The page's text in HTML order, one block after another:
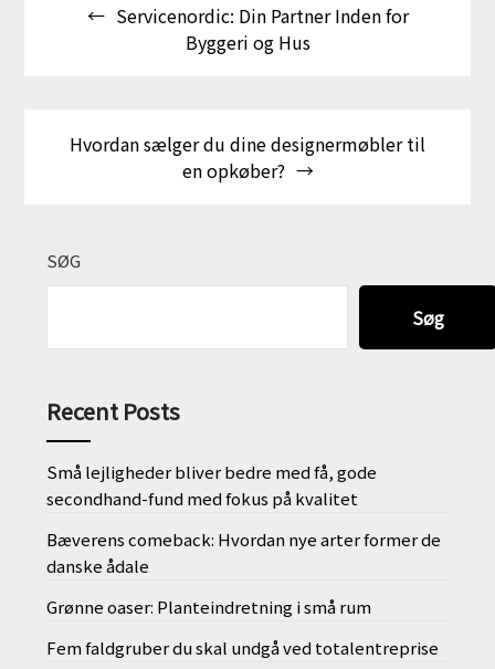
Servicenordic: Din Partner Inden for
Byggeri og Hus
Hvordan sælger du dine designermøbler til
en opkøber?
SØG
Søg
Recent Posts
Små lejligheder bliver bedre med få, gode
secondhand-fund med fokus på kvalitet
Bæverens comeback: Hvordan nye arter former de
danske ådale
Grønne oaser: Planteindretning i små rum
Fem faldgruber du skal undgå ved totalentreprise